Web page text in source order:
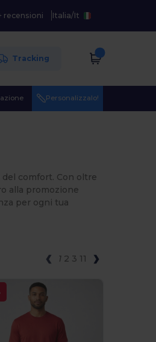
recensioni Italia/It
Tracking
Personalizzalo!
comfort. Con oltre
alla promozione
per ogni tua
1 2 3 11